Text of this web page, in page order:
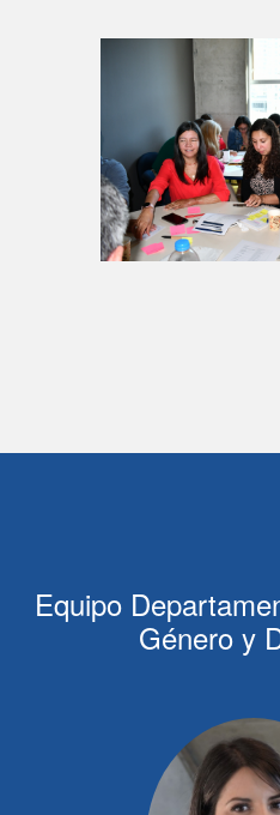
Equipo
Género y